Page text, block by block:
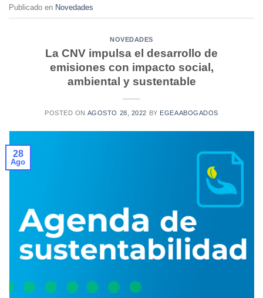
Publicado en Novedades
NOVEDADES
La CNV impulsa el desarrollo de
emisiones con impacto social,
ambiental y sustentable
POSTED ON AGOSTO 28, 2022 BY EGEAABOGADOS
28
Ago